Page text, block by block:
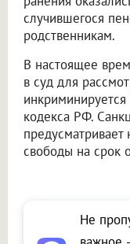
случившегося
родственникам.
В настоящее
в суд для
инкриминируется
кодекса РФ.
свободы на срок
Не